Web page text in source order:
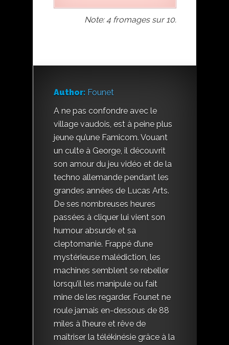
Note: 4 fromages sur 10.
Author: Founet
A ne pas confondre avec le
village vaudois, est à peine plus
jeune qu’une Famicom. Vouant
un culte à George, il découvrit
son amour du jeu vidéo et de la
techno allemande pendant les
grandes années de Lucas Arts.
De ses nombreuses heures
passées à cliquer lui vient son
humour absurde et sa
cleptomanie. Frappé d’une
mystérieuse malédiction, les
machines semblent se rebeller
lorsqu’il les manipule ou fait
mine de les regarder. Founet ne
roule jamais en-dessous de 88
miles à l’heure et rêve de
maîtriser la télékinésie grâce à la